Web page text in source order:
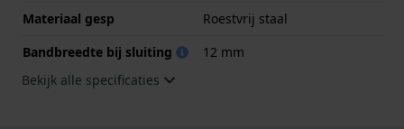
Materiaal gesp
Roestvrij staal
Bandbreedte bij sluiting
12 mm
Bekijk alle specificaties